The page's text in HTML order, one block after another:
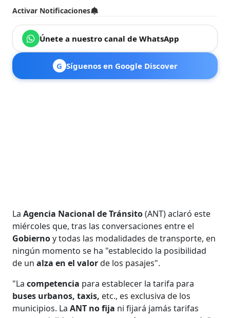
Activar Notificaciones
Únete a nuestro canal de WhatsApp
G Síguenos en Google Discover
LaAgencia Nacional de Tránsito(ANT) aclaró este
miércoles que, tras las conversaciones entre el
Gobiernoy todas las modalidades de transporte, en
ningún momento se ha "establecido la posibilidad
de unalza en el valorde los pasajes".
"Lacompetencia para establecer la tarifa para
buses urbanos, taxis, etc., es exclusiva de los
municipios. LaANT no fija ni fijará jamás tarifas